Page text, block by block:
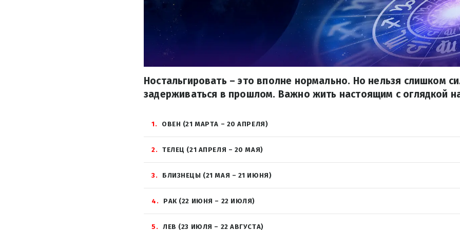
Ностальгировать – это вполне нормально. Но нельзя слишком
задерживаться в прошлом. Важно жить настоящим с оглядкой
1 ОВЕН (21 МАРТА – 20 АПРЕЛЯ)
2 ТЕЛЕЦ (21 АПРЕЛЯ – 20 МАЯ)
3 БЛИЗНЕЦЫ (21 МАЯ – 21 ИЮНЯ)
4 РАК (22 ИЮНЯ – 22 ИЮЛЯ)
5 ЛЕВ (23 ИЮЛЯ – 22 АВГУСТА)